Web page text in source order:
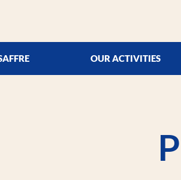
OUR ACTIVITIES